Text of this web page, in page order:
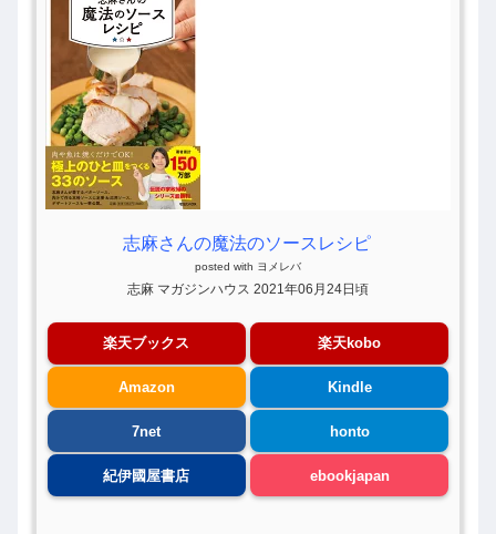
志麻さんの魔法のソースレシピ
posted with ヨメレバ
志麻 マガジンハウス 2021年06月24日頃
楽天ブックス 楽天kobo
Amazon Kindle
7net honto
紀伊國屋書店 ebookjapan